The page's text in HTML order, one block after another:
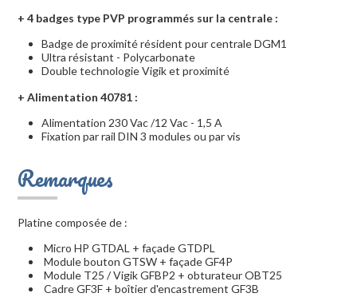
+ 4 badges type PVP programmés sur la centrale :
Badge de proximité résident pour centrale DGM1
Ultra résistant - Polycarbonate
Double technologie Vigik et proximité
+ Alimentation 40781 :
Alimentation 230 Vac /12 Vac - 1,5 A
Fixation par rail DIN 3 modules ou par vis
Remarques
Platine composée de :
Micro HP GTDAL + façade GTDPL
Module bouton GTSW + façade GF4P
Module T25 / Vigik GFBP2 + obturateur OBT25
Cadre GF3F + boîtier d'encastrement GF3B